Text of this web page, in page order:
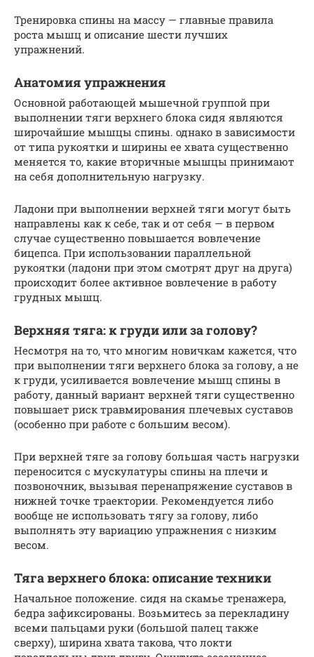
Тренировка спины на массу — главные правила
роста мышц и описание шести лучших
упражнений.
Анатомия упражнения
Основной работающей мышечной группой при
выполнении тяги верхнего блока сидя являются
широчайшие мышцы спины. однако в зависимости
от типа рукоятки и ширины ее хвата существенно
меняется то, какие вторичные мышцы принимают
на себя дополнительную нагрузку.
Ладони при выполнении верхней тяги могут быть
направлены как к себе, так и от себя — в первом
случае существенно повышается вовлечение
бицепса. При использовании параллельной
рукоятки (ладони при этом смотрят друг на друга)
происходит более активное вовлечение в работу
грудных мышц.
Верхняя тяга: к груди или за голову?
Несмотря на то, что многим новичкам кажется, что
при выполнении тяги верхнего блока за голову, а не
к груди, усиливается вовлечение мышц спины в
работу, данный вариант верхней тяги существенно
повышает риск травмирования плечевых суставов
(особенно при работе с большим весом).
При верхней тяге за голову большая часть нагрузки
переносится с мускулатуры спины на плечи и
позвоночник, вызывая перенапряжение суставов в
нижней точке траектории. Рекомендуется либо
вообще не использовать тягу за голову, либо
выполнять эту вариацию упражнения с низким
весом.
Тяга верхнего блока: описание техники
Начальное положение. сидя на скамье тренажера,
бедра зафиксированы. Возьмитесь за перекладину
всеми пальцами руки (большой палец также
сверху), ширина хвата такова, что локти